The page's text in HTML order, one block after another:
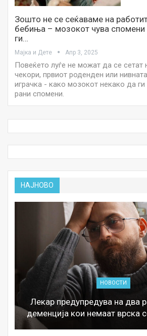
Зошто не се сеќаваме на
бебиња – мозокот чува спомени
ги…
Мајка и Дете Апр 3, 2025
Повеќето луѓе не можат да се сетат
чекори, првиот роденден или
играчка - како мозокот некако да
рани спомени.
НАЈНОВО
НОВОСТИ
Лекар предупредува на два
деменција кои немаат врска